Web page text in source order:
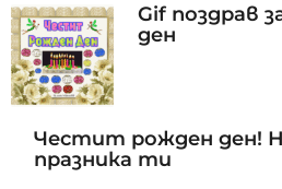
Gif поздрав
ден
Честит рожден ден!
празника ти